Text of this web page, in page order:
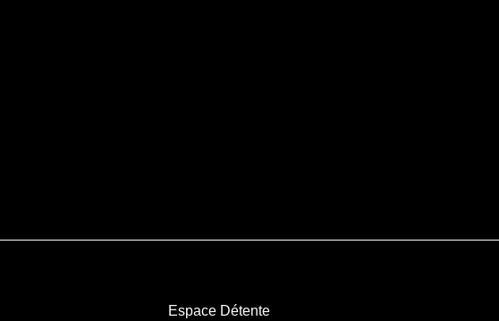
Espace Détente